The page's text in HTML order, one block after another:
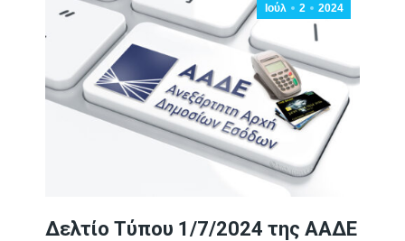
Ιούλ 2 2024
Δελτίο Τύπου 1/7/2024 της ΑΑΔΕ